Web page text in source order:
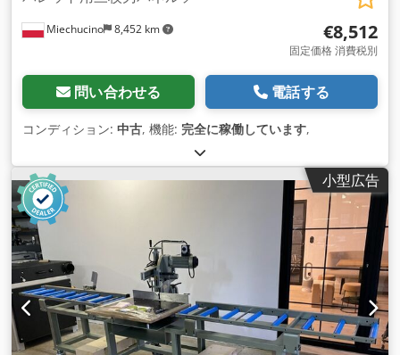
Miechucino 8,452 km €8,512
固定価格 消費税別
問い合わせる 電話する
コンディション: 中古, 機能: 完全に稼働しています,
小型広告